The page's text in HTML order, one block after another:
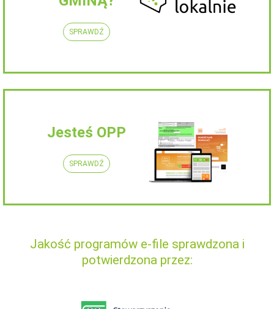
SPRAWDŹ
Jesteś OPP
SPRAWDŹ
Jakość programów e-file sprawdzona i
potwierdzona przez: